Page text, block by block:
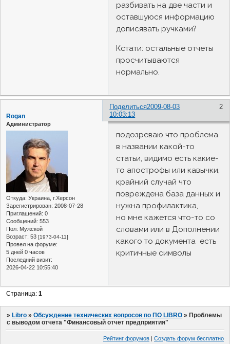
разбивать на две части и
оставшуюся информацию
дописявать ручками?
Кстати: остальные отчеты
просчитываются
нормально.
Поделиться 2
2009-08-03
10:03:13
Rogan
Администратор
Откуда: Украина, г.Херсон
Зарегистрирован: 2008-07-28
Приглашений: 0
Сообщений: 553
Пол: Мужской
Возраст: 53 [1973-04-11]
Провел на форуме:
5 дней 0 часов
Последний визит:
2026-04-22 10:55:40
подозреваю что проблема
в названии какой-то
статьи, видимо есть какие-
то апострофы или кавычки,
крайний случай что
повреждена база данных и
нужна профилактика,
но мне кажется что-то со
словами или в Дополнении
какого то документа есть
критичные символы
Страница:1
»Libro »Обсуждение технических вопросов по ПО LIBRO »Проблемы
с выводом отчета "Финансовый отчет предприятия"
Рейтинг форумов | Создать форум бесплатно